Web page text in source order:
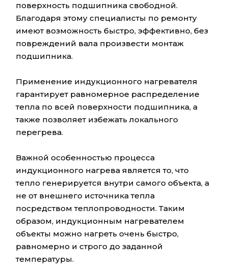
поверхность подшипника свободной.
Благодаря этому специалисты по ремонту
имеют возможность быстро, эффективно, без
повреждений вала произвести монтаж
подшипника.
Применение индукционного нагревателя
гарантирует равномерное распределение
тепла по всей поверхности подшипника, а
также позволяет избежать локального
перегрева.
Важной особенностью процесса
индукционного нагрева является то, что
тепло генерируется внутри самого объекта, а
не от внешнего источника тепла
посредством теплопроводности. Таким
образом, индукционным нагревателем
объекты можно нагреть очень быстро,
равномерно и строго до заданной
температуры.